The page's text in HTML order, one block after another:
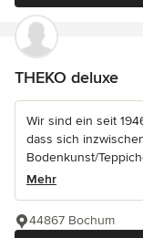
THEKO deluxe
Wir sind ein seit
dass sich
Bodenkunst/
Mehr
44867 Bochum